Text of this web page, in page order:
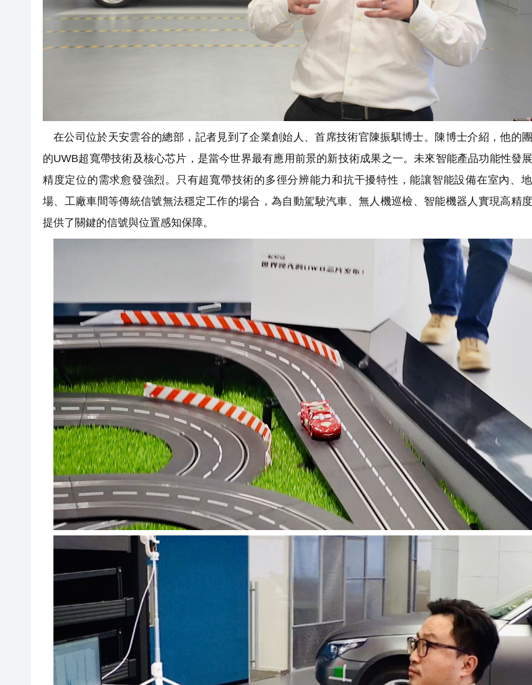
在公司位於天安雲谷的總部，記者見到了企業創始人、首席技術官陳振騏博士。陳博士介紹，他的
的UWB超寬帶技術及核心芯片，是當今世界最有應用前景的新技術成果之一。未來智能產品功能性發
精度定位的需求愈發強烈。只有超寬帶技術的多徑分辨能力和抗干擾特性，能讓智能設備在室內、
場、工廠車間等傳統信號無法穩定工作的場合，為自動駕駛汽車、無人機巡檢、智能機器人實現高精
提供了關鍵的信號與位置感知保障。